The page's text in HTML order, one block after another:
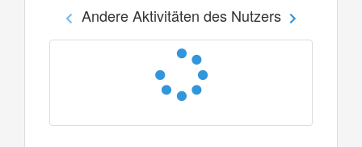
Andere Aktivitäten des Nutzers